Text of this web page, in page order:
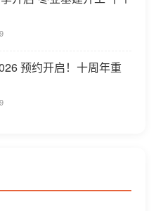
预约开启！十周年重